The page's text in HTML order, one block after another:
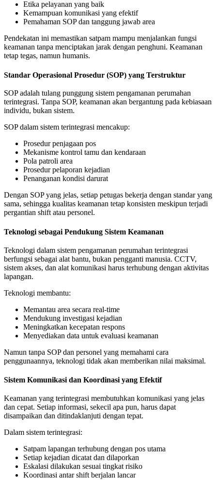
Etika pelayanan yang baik
Kemampuan komunikasi yang efektif
Pemahaman SOP dan tanggung jawab area
Pendekatan ini memastikan satpam mampu menjalankan fungsi
keamanan tanpa menciptakan jarak dengan penghuni. Keamanan
tetap tegas, namun humanis.
Standar Operasional Prosedur (SOP) yang Terstruktur
SOP adalah tulang punggung sistem pengamanan perumahan
terintegrasi. Tanpa SOP, keamanan akan bergantung pada kebiasaan
individu, bukan sistem.
SOP dalam sistem terintegrasi mencakup:
Prosedur penjagaan pos
Mekanisme kontrol tamu dan kendaraan
Pola patroli area
Prosedur pelaporan kejadian
Penanganan kondisi darurat
Dengan SOP yang jelas, setiap petugas bekerja dengan standar yang
sama, sehingga kualitas keamanan tetap konsisten meskipun terjadi
pergantian shift atau personel.
Teknologi sebagai Pendukung Sistem Keamanan
Teknologi dalam sistem pengamanan perumahan terintegrasi
berfungsi sebagai alat bantu, bukan pengganti manusia. CCTV,
sistem akses, dan alat komunikasi harus terhubung dengan aktivitas
lapangan.
Teknologi membantu:
Memantau area secara real-time
Mendukung investigasi kejadian
Meningkatkan kecepatan respons
Menyediakan data untuk evaluasi keamanan
Namun tanpa SOP dan personel yang memahami cara
penggunaannya, teknologi tidak akan memberikan nilai maksimal.
Sistem Komunikasi dan Koordinasi yang Efektif
Keamanan yang terintegrasi membutuhkan komunikasi yang jelas
dan cepat. Setiap informasi, sekecil apa pun, harus dapat
disampaikan dan ditindaklanjuti dengan tepat.
Dalam sistem terintegrasi:
Satpam lapangan terhubung dengan pos utama
Setiap kejadian dicatat dan dilaporkan
Eskalasi dilakukan sesuai tingkat risiko
Koordinasi antar shift berjalan lancar